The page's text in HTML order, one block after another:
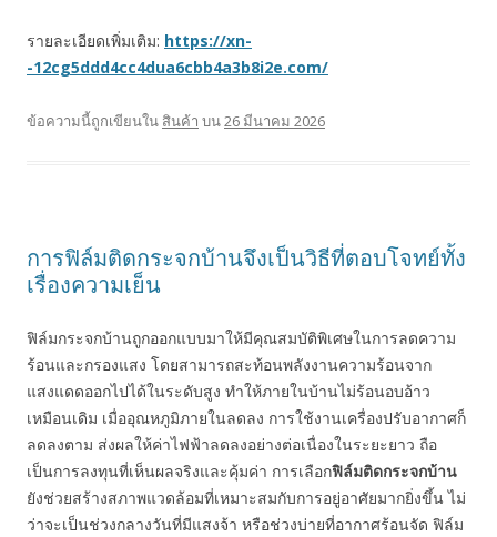
รายละเอียดเพิ่มเติม: https://xn-
-12cg5ddd4cc4dua6cbb4a3b8i2e.com/
ข้อความนี้ถูกเขียนใน สินค้า บน26 มีนาคม 2026
การฟิล์มติดกระจกบ้านจึงเป็นวิธีที่ตอบโจทย์ทั้ง
เรื่องความเย็น
ฟิล์มกระจกบ้านถูกออกแบบมาให้มีคุณสมบัติพิเศษในการลดความ
ร้อนและกรองแสง โดยสามารถสะท้อนพลังงานความร้อนจาก
แสงแดดออกไปได้ในระดับสูง ทำให้ภายในบ้านไม่ร้อนอบอ้าว
เหมือนเดิม เมื่ออุณหภูมิภายในลดลง การใช้งานเครื่องปรับอากาศก็
ลดลงตาม ส่งผลให้ค่าไฟฟ้าลดลงอย่างต่อเนื่องในระยะยาว ถือ
เป็นการลงทุนที่เห็นผลจริงและคุ้มค่า การเลือกฟิล์มติดกระจกบ้าน
ยังช่วยสร้างสภาพแวดล้อมที่เหมาะสมกับการอยู่อาศัยมากยิ่งขึ้น ไม่
ว่าจะเป็นช่วงกลางวันที่มีแสงจ้า หรือช่วงบ่ายที่อากาศร้อนจัด ฟิล์ม